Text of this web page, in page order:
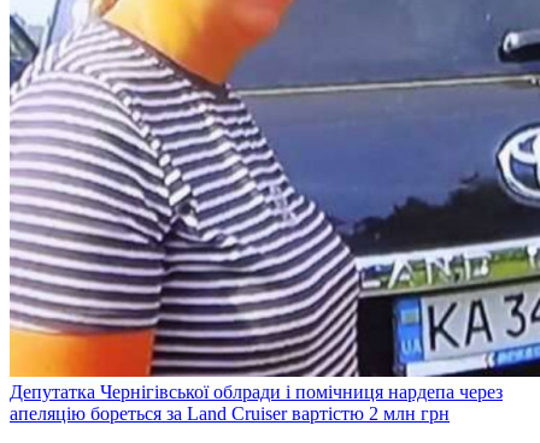
Депутатка Чернігівської облради і помічниця нардепа через
апеляцію бореться за Land Cruiser вартістю 2 млн грн